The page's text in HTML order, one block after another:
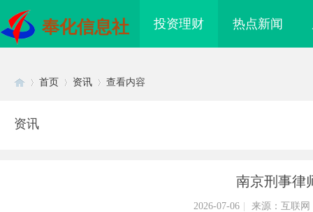
奉化信息社 投资理财 热点新闻
首页 资讯 查看内容
资讯
南京刑事律
2026-07-06 来源：互联网